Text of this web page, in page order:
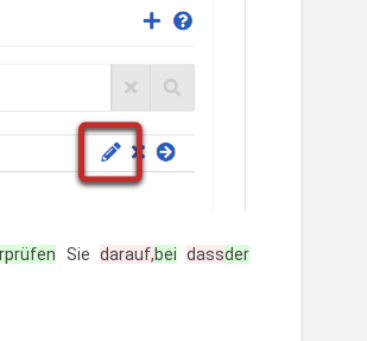
Sie darauf,bei dassder